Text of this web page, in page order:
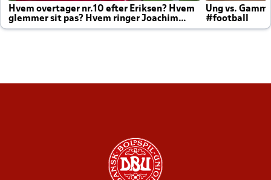
Hvem overtager nr.10 efter Eriksen? Hvem
glemmer sit pas? Hvem ringer Joachim
altid til efter kampe?
Ung vs.
#football